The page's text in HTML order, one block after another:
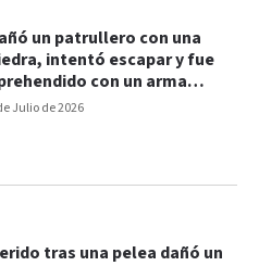
Julio de 2026
un patrullero con una
intentó escapar y fue
con un arma
tras una pelea dañó un